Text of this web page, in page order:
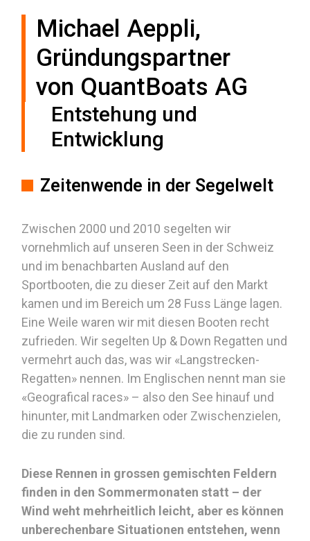
Michael Aeppli,
Gründungspartner
von QuantBoats AG
Entstehung und
Entwicklung
Zeitenwende in der Segelwelt
Zwischen 2000 und 2010 segelten wir
vornehmlich auf unseren Seen in der Schweiz
und im benachbarten Ausland auf den
Sportbooten, die zu dieser Zeit auf den Markt
kamen und im Bereich um 28 Fuss Länge lagen.
Eine Weile waren wir mit diesen Booten recht
zufrieden. Wir segelten Up & Down Regatten und
vermehrt auch das, was wir «Langstrecken-
Regatten» nennen. Im Englischen nennt man sie
«Geografical races» – also den See hinauf und
hinunter, mit Landmarken oder Zwischenzielen,
die zu runden sind.
Diese Rennen in grossen gemischten Feldern
finden in den Sommermonaten statt – der
Wind weht mehrheitlich leicht, aber es können
unberechenbare Situationen entstehen, wenn